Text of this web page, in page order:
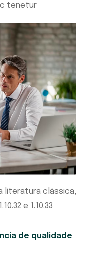
tenetur
literatura clássica,
e 1.10.33
de qualidade